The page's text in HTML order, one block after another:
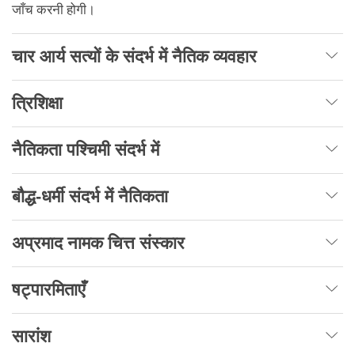
जाँच करनी होगी।
चार आर्य सत्यों के संदर्भ में नैतिक व्यवहार
त्रिशिक्षा
नैतिकता पश्चिमी संदर्भ में
बौद्ध-धर्मी संदर्भ में नैतिकता
अप्रमाद नामक चित्त संस्कार
षट्पारमिताएँ
सारांश